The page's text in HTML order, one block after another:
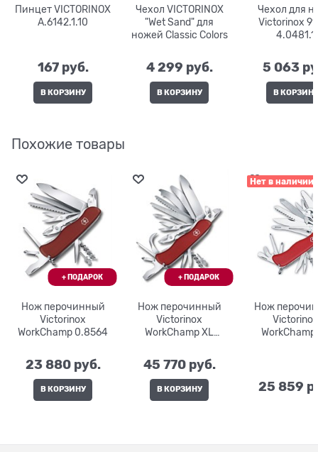
Пинцет VICTORINOX
A.6142.1.10
167 руб.
В КОРЗИНУ
Чехол VICTORINOX
"Wet Sand" для
ножей Classic Colors
4 299 руб.
В КОРЗИНУ
Чехол для
Victorinox 91 мм
4.0481.1
5 063
В КОРЗИНУ
Похожие товары
Нож перочинный
Victorinox
WorkChamp 0.8564
23 880 руб.
В КОРЗИНУ
Нож перочинный
Victorinox
WorkChamp XL
45 770 руб.
В КОРЗИНУ
Нет в наличии
Нож
WorkChamp
25 859